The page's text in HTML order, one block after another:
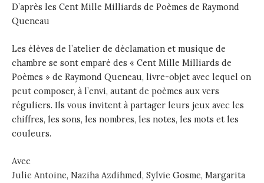
D’après les Cent Mille Milliards de Poèmes de Raymond
Queneau
Les élèves de l’atelier de déclamation et musique de
chambre se sont emparé des « Cent Mille Milliards de
Poèmes » de Raymond Queneau, livre-objet avec lequel on
peut composer, à l’envi, autant de poèmes aux vers
réguliers. Ils vous invitent à partager leurs jeux avec les
chiffres, les sons, les nombres, les notes, les mots et les
couleurs.
Avec
Julie Antoine, Naziha Azdihmed, Sylvie Gosme, Margarita